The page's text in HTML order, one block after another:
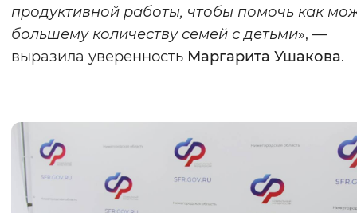
продуктивной работы, чтобы помочь как
большему количеству семей с детьми», —
выразила уверенность Маргарита Ушакова.